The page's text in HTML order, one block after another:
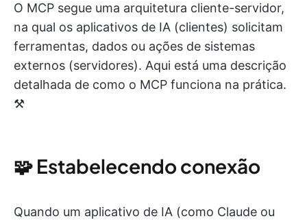
O MCP segue uma arquitetura cliente-servidor,
na qual os aplicativos de IA (clientes) solicitam
ferramentas, dados ou ações de sistemas
externos (servidores). Aqui está uma descrição
detalhada de como o MCP funciona na prática.
⚒️
🧩 Estabelecendo conexão
Quando um aplicativo de IA (como Claude ou